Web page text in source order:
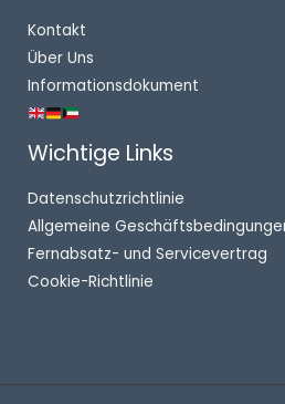
Kontakt
Über Uns
Informationsdokument
Wichtige Links
Datenschutzrichtlinie
Allgemeine
Fernabsatz- und Servicevertrag
Cookie-Richtlinie